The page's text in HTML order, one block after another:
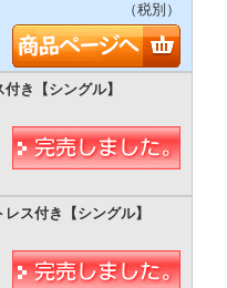
（税別）